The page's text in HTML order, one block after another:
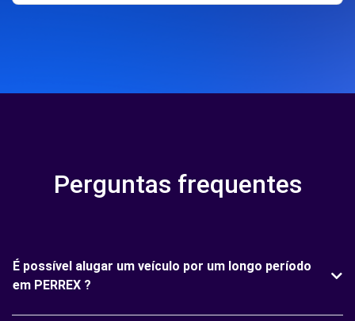
Perguntas frequentes
É possível alugar um veículo por um longo período
em PERREX ?